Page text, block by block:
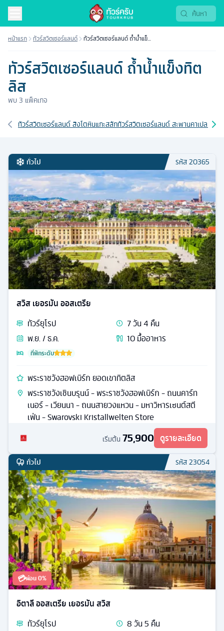
หน้าแรก ทัวร์สวิตเซอร์แลนด์
ทัวร์สวิตเซอร์แลนด์ ถ้ำน้ำแข็ง
ทัวร์สวิตเซอร์แลนด์ ถ้ำน้ำแข็งทิต
ลิส
พบ3 แพ็คเกจ
เส้นทางที่เกี่ยวข้อง
ทัวร์สวิตเซอร์แลนด์ สิงโตหินแกะสลักทัวร์สวิตเซอร์แลนด์ สะพานคาเปล (สะ
ทั่วไป รหัส20365
สวิส เยอรมัน ออสเตรีย
ทัวร์ยุโรป 7วัน4 คืน
พ.ย. / ธ.ค.
10มื้ออาหาร
ที่พักระดับ
พระราชวังฮอฟเบิร์ก ยอดเขาทิตลิส
พระราชวังเชินบรุนน์ - พระราชวังฮอฟเบิร์ก - ถนนคาร์ท
เนอร์ - เวียนนา - ถนนสายวงแหวน - มหาวิหารเซนต์สตี
เฟ่น - Swarovski Kristallwelten Store
เริ่มต้น 75,900 ดูรายละเอียด
ทั่วไป รหัส23054
💳ผ่อน 0%
อิตาลี ออสเตรีย เยอรมัน สวิส
ทัวร์ยุโรป 8วัน5 คืน